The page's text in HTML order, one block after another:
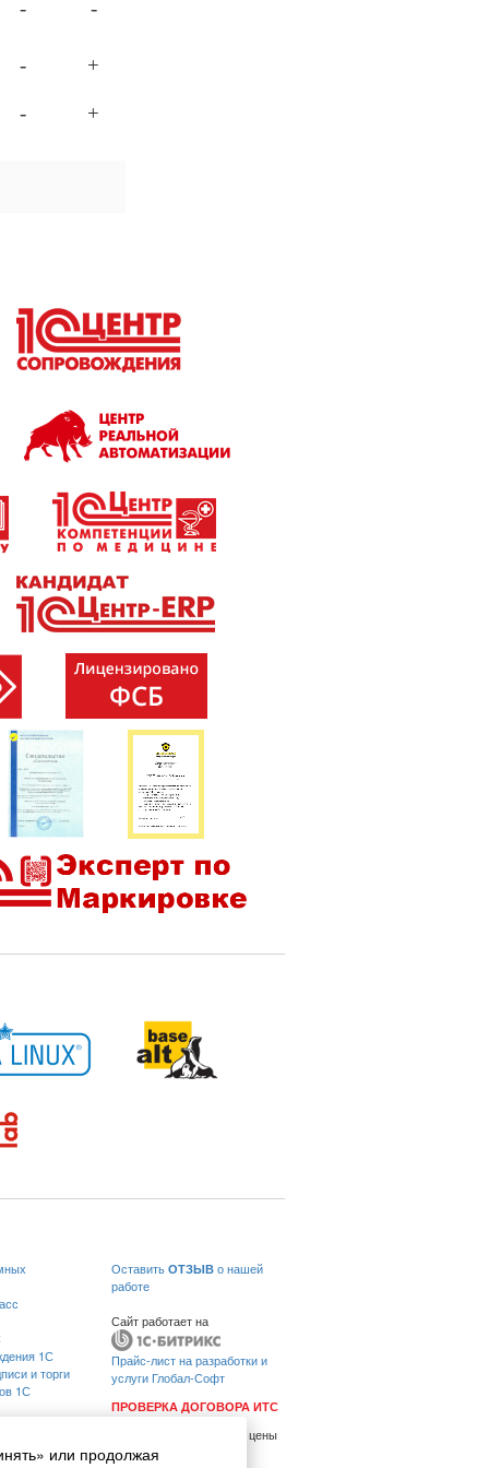
- -
- +
- +
1С
и торги
1С
ОставитьОТЗЫВо нашей
работе
Сайт работает на
Прайс-лист на разработки и
услуги Глобал-Софт
ПРОВЕРКА ДОГОВОРА ИТС
Все указанные на сайте цены
носят информационный
или продолжая